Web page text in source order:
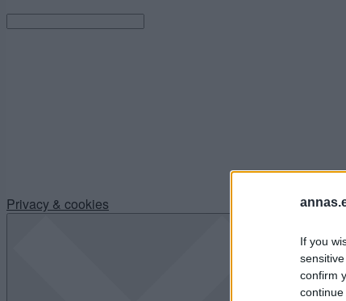
If you
confirm
Category
Privacy & cookies